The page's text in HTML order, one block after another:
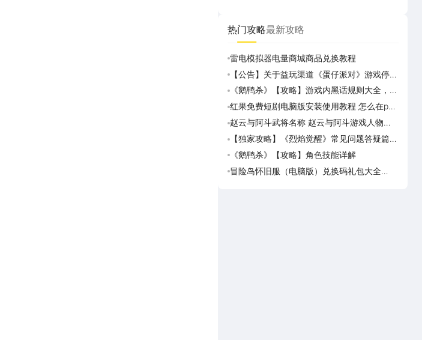
热门攻略最新攻略
雷电模拟器电量商城商品兑换教程
【公告】关于益玩渠道《蛋仔派对》游戏停运
转移通知
《鹅鸭杀》【攻略】游戏内黑话规则大全，萌
新速看
红果免费短剧电脑版安装使用教程 怎么在pc
端看红果免费短剧
赵云与阿斗武将名称 赵云与阿斗游戏人物名
字大全
【独家攻略】《烈焰觉醒》常见问题答疑篇第
一期
《鹅鸭杀》【攻略】角色技能详解
冒险岛怀旧服（电脑版）兑换码礼包大全